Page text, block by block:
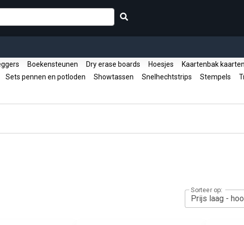
Boekensteunen Dry erase boards Hoesjes Kaartenbak kaarten
Sets pennen en potloden Showtassen Snelhechtstrips Stempels
Sorteer op: